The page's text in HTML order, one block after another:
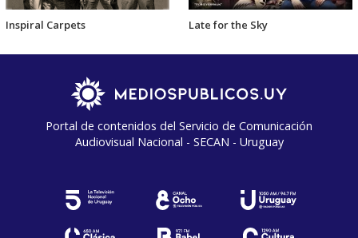
Inspiral Carpets Late for the Sky
Portal de contenidos del Servicio de Comunicación
Audiovisual Nacional - SECAN - Uruguay